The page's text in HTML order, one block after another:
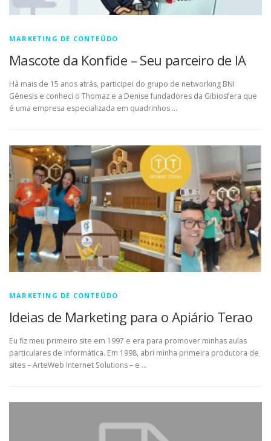
MARKETING DE CONTEÚDO
Mascote da Konfide – Seu parceiro de IA
Há mais de 15 anos atrás, participei do grupo de networking BNI
Gênesis e conheci o Thomaz e a Denise fundadores da Gibiosfera que
é uma empresa especializada em quadrinhos …
MARKETING DE CONTEÚDO
Ideias de Marketing para o Apiário Terao
Eu fiz meu primeiro site em 1997 e era para promover minhas aulas
particulares de informática. Em 1998, abri minha primeira produtora de
sites – ArteWeb Internet Solutions – e …